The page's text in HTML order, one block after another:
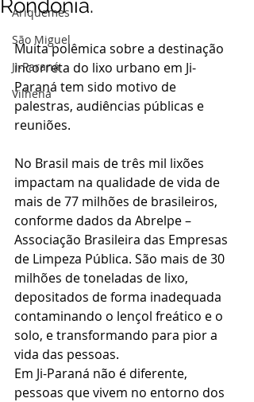
Ariquemes
São Miguel
Ji-Paraná
Vilhena
Rondônia.
Muita polêmica sobre a destinação
incorreta do lixo urbano em Ji-
Paraná tem sido motivo de
palestras, audiências públicas e
reuniões.
No Brasil mais de três mil lixões
impactam na qualidade de vida de
mais de 77 milhões de brasileiros,
conforme dados da Abrelpe –
Associação Brasileira das Empresas
de Limpeza Pública. São mais de 30
milhões de toneladas de lixo,
depositados de forma inadequada
contaminando o lençol freático e o
solo, e transformando para pior a
vida das pessoas.
Em Ji-Paraná não é diferente,
pessoas que vivem no entorno dos